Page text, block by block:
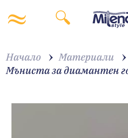
Начало Материали
Мъниста за диамантен